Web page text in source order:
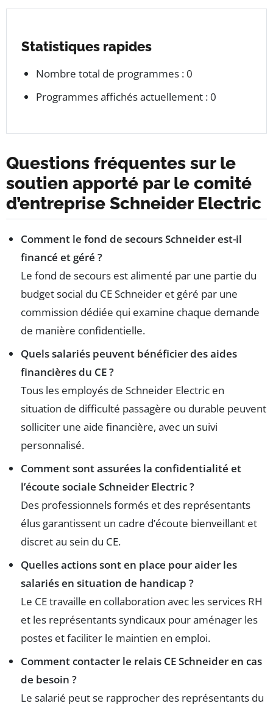
Statistiques rapides
Nombre total de programmes :0
Programmes affichés actuellement :0
Questions fréquentes sur le
soutien apporté par le comité
d’entreprise Schneider Electric
Comment le fond de secours Schneider est-il
financé et géré ?
Le fond de secours est alimenté par une partie du
budget social du CE Schneider et géré par une
commission dédiée qui examine chaque demande
de manière confidentielle.
Quels salariés peuvent bénéficier des aides
financières du CE ?
Tous les employés de Schneider Electric en
situation de difficulté passagère ou durable peuvent
solliciter une aide financière, avec un suivi
personnalisé.
Comment sont assurées la confidentialité et
l’écoute sociale Schneider Electric ?
Des professionnels formés et des représentants
élus garantissent un cadre d’écoute bienveillant et
discret au sein du CE.
Quelles actions sont en place pour aider les
salariés en situation de handicap ?
Le CE travaille en collaboration avec les services RH
et les représentants syndicaux pour aménager les
postes et faciliter le maintien en emploi.
Comment contacter le relais CE Schneider en cas
de besoin ?
Le salarié peut se rapprocher des représentants du